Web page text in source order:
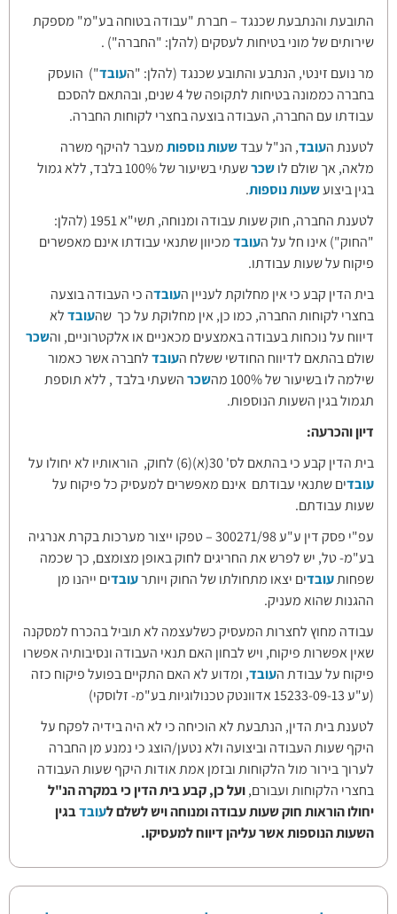
התובעת והנתבעת שכנגד – חברת "עבודה בטוחה בע"מ" מספקת
שירותים של מוני בטיחות לעסקים (להלן: "החברה") .
מר נועם זינטי, הנתבע והתובע שכנגד (להלן: "העובד") הועסק
בחברה כממונה בטיחות לתקופה של 4 שנים, ובהתאם להסכם
עבודתו עם החברה, העבודה בוצעה בחצרי לקוחות החברה.
לטענת העובד, הנ"ל עבדשעות נוספותמעבר להיקף משרה
מלאה, אך שולם לושכר
שעתי בשיעור של 100% בלבד, ללא גמול
בגין ביצועשעות נוספות.
לטענת החברה, חוק שעות עבודה ומנוחה, תשי"א 1951 (להלן:
"החוק") אינו חל על העובדמכיוון שתנאי עבודתו אינם מאפשרים
פיקוח על שעות עבודתו.
בית הדין קבע כי אין מחלוקת לעניין ה עובדה כי העבודה בוצעה
בחצרי לקוחות החברה, כמו כן, אין מחלוקת על כך שהעובדלא
דיווח על נוכחות בעבודה באמצעים מכאניים או אלקטרוניים, והשכר
שולם בהתאם לדיווח החודשי ששלח ה עובדלחברה אשר כאמור
שילמה לו בשיעור של 100% מה
שכרהשעתי בלבד , ללא תוספת
תגמול בגין השעות הנוספות.
דיון והכרעה:
בית הדין קבע כי בהתאם לס' 30(א)(6) לחוק, הוראותיו לא יחולו על
עובדים שתנאי עבודתם אינם מאפשרים למעסיק כל פיקוח על
שעות עבודתם.
עפ"י פסק דין ע"ע 300271/98 – טפקו ייצור מערכות בקרת אנרגיה
בע"מ- טל, יש לפרש את החריגים לחוק באופן מצומצם, כך שכמה
שפחותעובדים יצאו מתחולתו של החוק ויותרעובדים ייהנו מן
ההגנות שהוא מעניק.
עבודה מחוץ לחצרות המעסיק כשלעצמה לא תוביל בהכרח למסקנה
שאין אפשרות פיקוח, ויש לבחון האם תנאי העבודה ונסיבותיה אפשרו
פיקוח על עבודת העובד, ומדוע לא האם התקיים בפועל פיקוח כזה
(ע"ע 15233-09-13 אדוונטק טכנולוגיות בע"מ- זלוסקי)
לטענת בית הדין, הנתבעת לא הוכיחה כי לא היה בידיה לפקח על
היקף שעות העבודה וביצועה ולא נטען/הוצג כי נמנע מן החברה
לערוך בירור מול הלקוחות ובזמן אמת אודות היקף שעות העבודה
בחצרי הלקוחות ועבורם,ועל כן, קבע בית הדין כי במקרה הנ"ל
יחולו הוראות חוק שעות עבודה ומנוחה ויש לשלם לעובדבגין
השעות הנוספות אשר עליהן דיווח למעסיקו.